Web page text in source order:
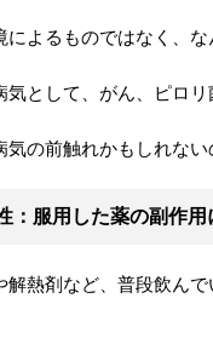
によるものではなく、
気として、がん、ピロ
気の前触れかもしれな
：服用した薬の副作用
解熱剤など、普段飲ん